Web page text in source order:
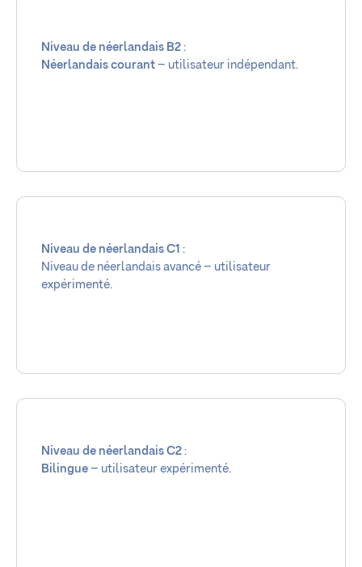
Niveau de néerlandais B2 :
Néerlandais courant – utilisateur indépendant.
Niveau de néerlandais C1 :
Niveau de néerlandais avancé – utilisateur
expérimenté.
Niveau de néerlandais C2 :
Bilingue – utilisateur expérimenté.